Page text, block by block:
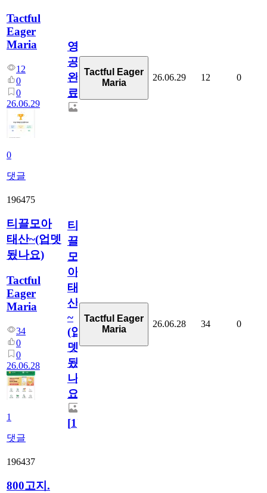
Tactful
Eager
Maria
12
0
0
26.06.29
0
댓글
영
공
완
료
Tactful Eager
Maria
26.06.29 12 0
196475
티끌모아
태산~(업뎃
됬나요)
Tactful
Eager
Maria
34
0
0
26.06.28
1
댓글
티
끌
모
아
태
산
~
(업
뎃
됬
나
요)
[1]
Tactful Eager
Maria
26.06.28 34 0
196437
800고지.